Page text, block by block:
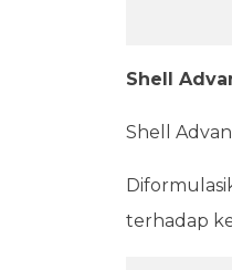
Shell
Shell
terhadap